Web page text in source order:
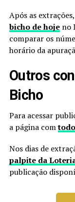
Após as
bicho de hojeno
comparar os
horário da
Outros
Bicho
Para acessar
a página com
Nos dias de
palpite da
publicação